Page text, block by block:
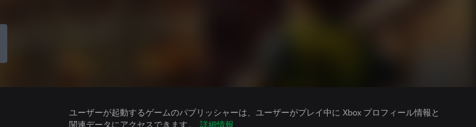
ユーザーが起動するゲームのパブリッシャーは、ユーザーがプレイ中に Xbox プロフィール情報と
関連データにアクセスできます。
詳細情報